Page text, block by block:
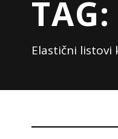
TAG:
Elastični listovi